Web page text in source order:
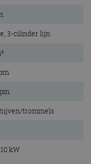
3-cilinder lijn
trommels
kW